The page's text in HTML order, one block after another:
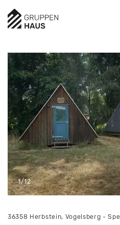
1/12
36358 Herbstein, Vogelsberg -